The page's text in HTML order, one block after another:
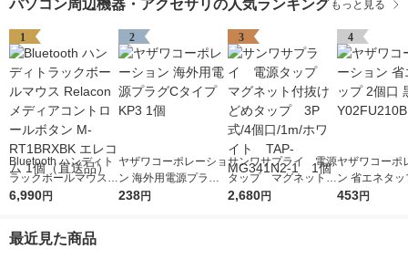
パソコン周辺機器・アクセサリの人気ランキング もっと見る
1
Bluetooth ハンディト
ラックボールマウス R
elacon メディアコン
個（直送品）
6,990円
2
ヤザワコーポレーショ
ン 海外用電源プラグC
タイプ KP3 1個
238円
3
サンワサプライ 電源
タップ マグネット付
抜けどめタップ 3P
2,680円
4
ヤザワコーポ
ン 省エネタ
口 黒
453円
最近見た商品